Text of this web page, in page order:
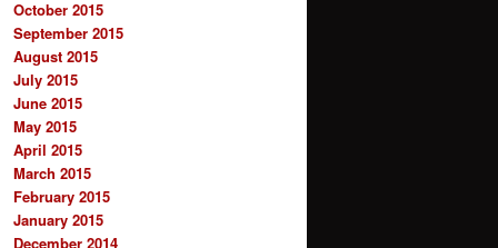
October 2015
September 2015
August 2015
July 2015
June 2015
May 2015
April 2015
March 2015
February 2015
January 2015
December 2014